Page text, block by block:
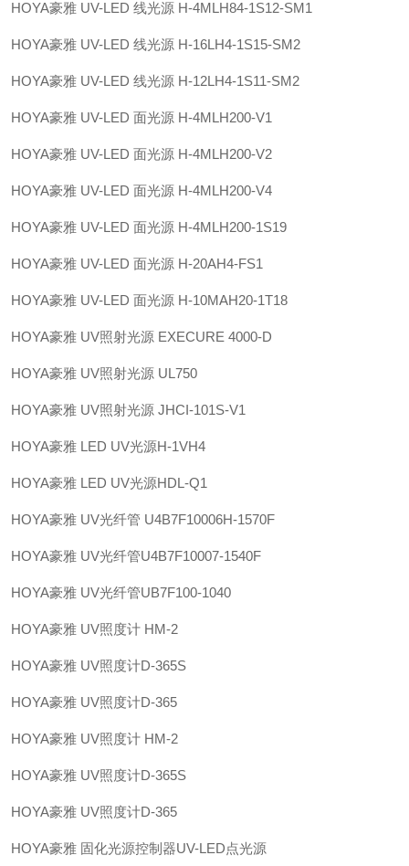
HOYA豪雅 UV-LED 线光源 H-4MLH84-1S12-SM1
HOYA豪雅 UV-LED 线光源 H-16LH4-1S15-SM2
HOYA豪雅 UV-LED 线光源 H-12LH4-1S11-SM2
HOYA豪雅 UV-LED 面光源 H-4MLH200-V1
HOYA豪雅 UV-LED 面光源 H-4MLH200-V2
HOYA豪雅 UV-LED 面光源 H-4MLH200-V4
HOYA豪雅 UV-LED 面光源 H-4MLH200-1S19
HOYA豪雅 UV-LED 面光源 H-20AH4-FS1
HOYA豪雅 UV-LED 面光源 H-10MAH20-1T18
HOYA豪雅 UV照射光源 EXECURE 4000-D
HOYA豪雅 UV照射光源 UL750
HOYA豪雅 UV照射光源 JHCI-101S-V1
HOYA豪雅 LED UV光源H-1VH4
HOYA豪雅 LED UV光源HDL-Q1
HOYA豪雅 UV光纤管 U4B7F10006H-1570F
HOYA豪雅 UV光纤管U4B7F10007-1540F
HOYA豪雅 UV光纤管UB7F100-1040
HOYA豪雅 UV照度计 HM-2
HOYA豪雅 UV照度计D-365S
HOYA豪雅 UV照度计D-365
HOYA豪雅 UV照度计 HM-2
HOYA豪雅 UV照度计D-365S
HOYA豪雅 UV照度计D-365
HOYA豪雅 固化光源控制器UV-LED点光源